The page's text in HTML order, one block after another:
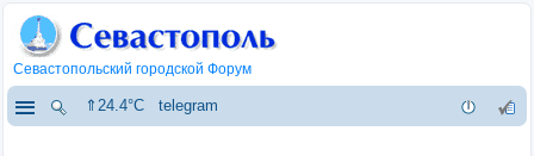
Севастопольский городской Форум
⇑24.4°C telegram